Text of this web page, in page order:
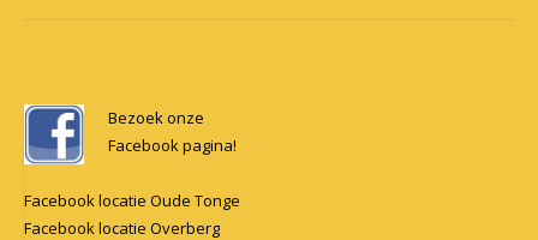
navigation
Bezoek onze
Facebook pagina!
Facebook locatie Oude Tonge
Facebook locatie Overberg